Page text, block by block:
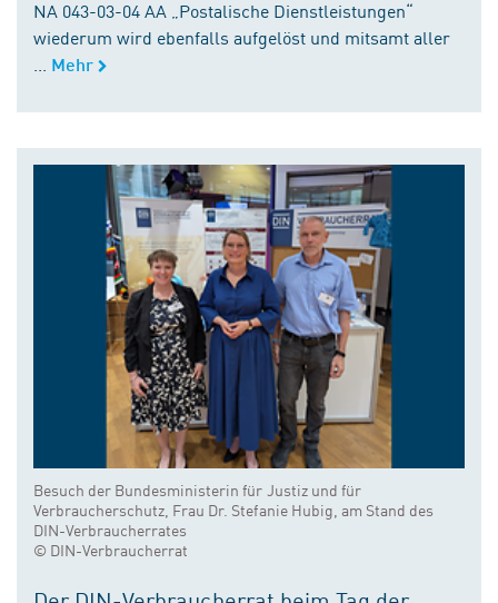
NA 043-03-04 AA „Postalische Dienstleistungen“
wiederum wird ebenfalls aufgelöst und mitsamt aller
Mehr
Besuch der Bundesministerin für Justiz und für
Verbraucherschutz, Frau Dr. Stefanie Hubig, am Stand des
DIN-Verbraucherrates
© DIN-Verbraucherrat